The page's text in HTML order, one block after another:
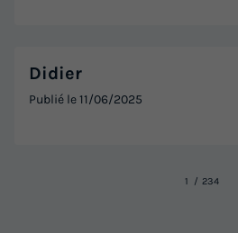
Didier
Publié le11/06/2025
1 234